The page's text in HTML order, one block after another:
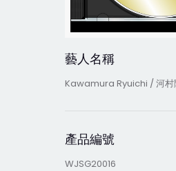
藝人名稱
Kawamura Ryuichi / 河村
產品編號
WJSG20016